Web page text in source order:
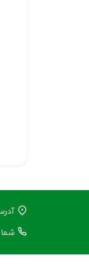
شماره